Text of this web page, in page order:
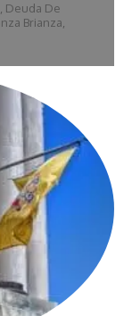
, Deuda De
Brianza,